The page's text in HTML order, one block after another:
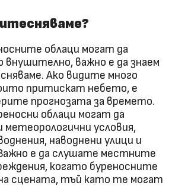
облаци могат да
внушително, важно е да знаем
Ако видите много
притискат небето, е
прогнозата за времето.
облаци могат да
метеорологични условия,
наводнени улици и
е да слушате местните
когато буреносните
сцената, тъй като те могат